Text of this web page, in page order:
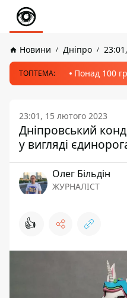
Новини Дніпро
ТОПТЕМА: Понад 100
23:01, 15 лютого 2023
Дніпровський
у вигляді
Олег Більдін
ЖУРНАЛІСТ
👍